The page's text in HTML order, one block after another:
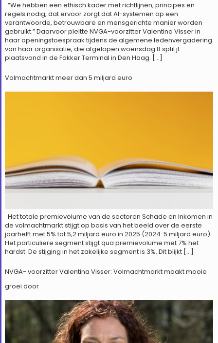
“We hebben een ethisch kader met richtlijnen, principes en
regels nodig, dat ervoor zorgt dat AI-systemen op een
verantwoorde, betrouwbare en mensgerichte manier worden
gebruikt.” Daarvoor pleitte NVGA-voorzitter Valentina Visser in
haar openingstoespraak tijdens de algemene ledenvergadering
van haar organisatie, die afgelopen woensdag 8 sptil jl.
plaatsvond in de Fokker Terminal in Den Haag. […]
Volmachtmarkt meer dan 5 miljard euro
Het totale premievolume van de sectoren Schade en Inkomen in
de volmachtmarkt stijgt op basis van het beeld over de eerste
jaarhelft met 5% tot 5,2 miljard euro in 2025 (2024: 5 miljard euro).
Het particuliere segment stijgt qua premievolume met 7% het
hardst. De stijging in het zakelijke segment is 3%. Dit blijkt […]
NVGA- voorzitter Valentina Visser: Volmachtmarkt maakt mooie
groei door